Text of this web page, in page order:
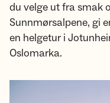
du velge ut fra smak
Sunnmørsalpene, gi
en helgetur i
Oslomarka.